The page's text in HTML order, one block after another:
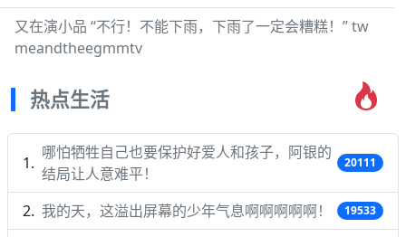
又在演小品 “不行！不能下雨，下雨了一定会糟糕！” tw
meandtheegmmtv
热点生活
哪怕牺牲自己也要保护好爱人和孩子，阿银的
结局让人意难平！
20111
我的天，这溢出屏幕的少年气息啊啊啊啊啊！ 19533